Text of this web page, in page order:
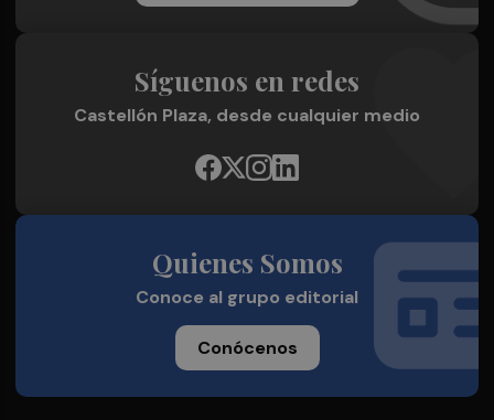
Síguenos en redes
Castellón Plaza, desde cualquier medio
Quienes Somos
Conoce al grupo editorial
Conócenos